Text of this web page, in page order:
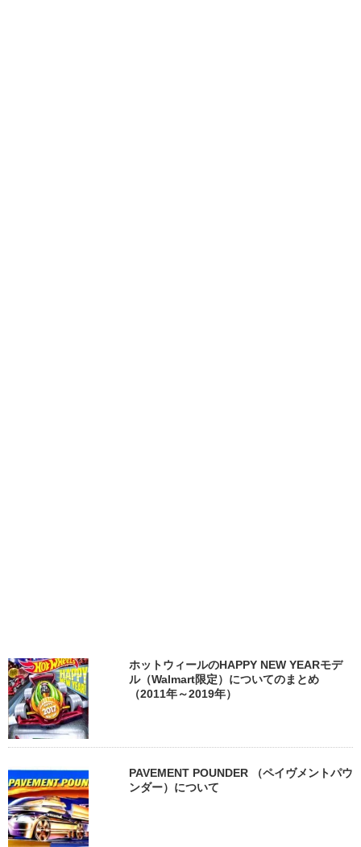
ホットウィールのHAPPY NEW YEARモデ
ル（Walmart限定）についてのまとめ
（2011年～2019年）
PAVEMENT POUNDER （ペイヴメントパウ
ンダー）について